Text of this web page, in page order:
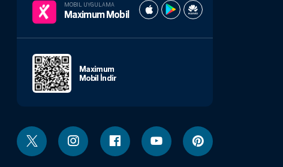
MOBIL UYGULAMA
Maximum Mobil
Maximum
Mobil İndir